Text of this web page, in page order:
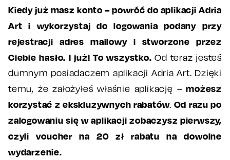
Kiedy już masz konto – powróć do aplikacji Adria
Art i wykorzystaj do logowania podany przy
rejestracji adres mailowy i stworzone przez
Ciebie hasło. I już! To wszystko. Od teraz jesteś
dumnym posiadaczem aplikacji Adria Art. Dzięki
temu, że założyłeś właśnie aplikację –możesz
korzystać z ekskluzywnych rabatów. Od razu po
zalogowaniu się w aplikacji zobaczysz pierwszy,
czyli voucher na 20 zł rabatu na dowolne
wydarzenie.